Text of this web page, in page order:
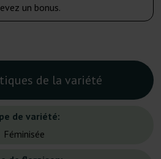
un bonus.
de la variété
de variété:
Féminisée